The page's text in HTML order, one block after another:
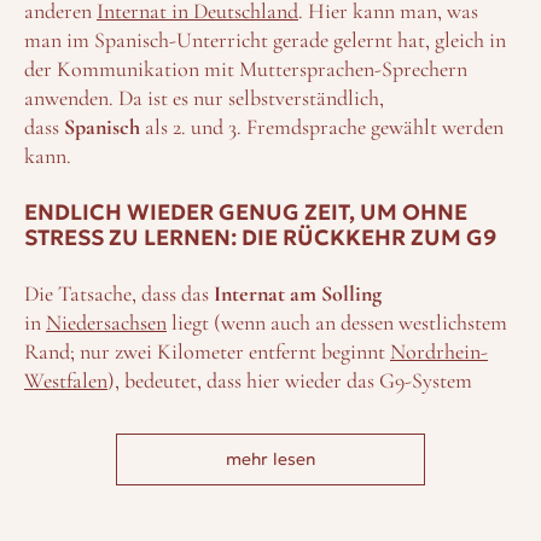
anderen Internat in Deutschland. Hier kann man, was
man im Spanisch-Unterricht gerade gelernt hat, gleich in
der Kommunikation mit Muttersprachen-Sprechern
anwenden. Da ist es nur selbstverständlich,
dass Spanisch als 2. und 3. Fremdsprache gewählt werden
kann.
ENDLICH WIEDER GENUG ZEIT, UM OHNE
STRESS ZU LERNEN: DIE RÜCKKEHR ZUM G9
Die Tatsache, dass das Internat am Solling
in Niedersachsen liegt (wenn auch an dessen westlichstem
Rand; nur zwei Kilometer entfernt beginnt Nordrhein-
Westfalen), bedeutet, dass hier wieder das G9-System
Einführung des G8 (also die Verkürzung der
Gymnasialzeit auf acht Jahre) wurde in Niedersachsen
mehr lesen